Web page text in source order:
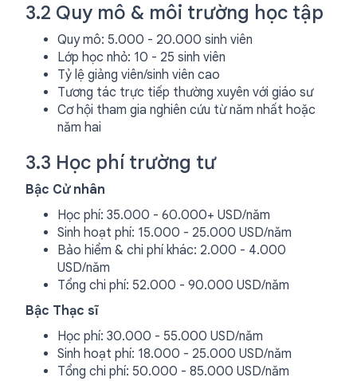
3.2 Quy mô & môi trường học tập
Quy mô: 5.000 - 20.000 sinh viên
Lớp học nhỏ: 10 - 25 sinh viên
Tỷ lệ giảng viên/sinh viên cao
Tương tác trực tiếp thường xuyên với giáo sư
Cơ hội tham gia nghiên cứu từ năm nhất hoặc
năm hai
3.3 Học phí trường tư
Bậc Cử nhân
Học phí: 35.000 - 60.000+ USD/năm
Sinh hoạt phí: 15.000 - 25.000 USD/năm
Bảo hiểm & chi phí khác: 2.000 - 4.000
USD/năm
Tổng chi phí: 52.000 - 90.000 USD/năm
Bậc Thạc sĩ
Học phí: 30.000 - 55.000 USD/năm
Sinh hoạt phí: 18.000 - 25.000 USD/năm
Tổng chi phí: 50.000 - 85.000 USD/năm